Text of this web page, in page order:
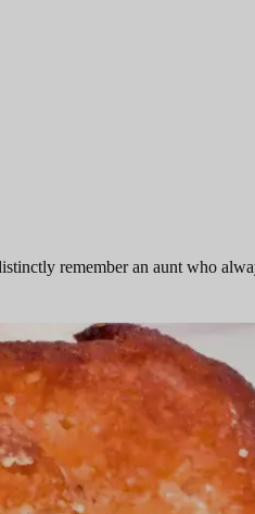
remember an aunt who